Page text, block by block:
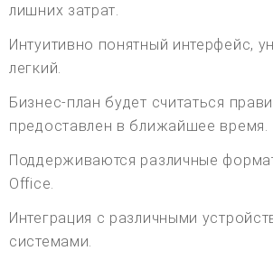
лишних затрат.
Интуитивно понятный интерфейс,
легкий.
Бизнес-план будет считаться
предоставлен в ближайшее время.
Поддерживаются различные
Office.
Интеграция с различными
системами.